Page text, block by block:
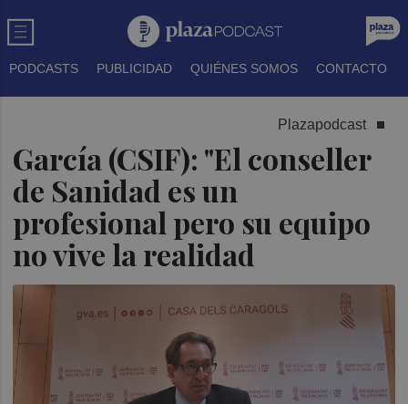
PODCASTS PUBLICIDAD QUIÉNES SOMOS CONTACTO
Plazapodcast
García (CSIF): "El conseller
de Sanidad es un
profesional pero su equipo
no vive la realidad